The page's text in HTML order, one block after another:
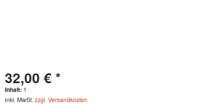
32,00 € *
Inhalt: 1
inkl. MwSt. zzgl. Versandkosten